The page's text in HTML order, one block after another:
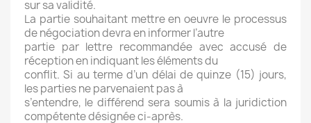
sur sa validité.
La partie souhaitant mettre en oeuvre le processus
de négociation devra en informer l’autre
partie par lettre recommandée avec accusé de
réception en indiquant les éléments du
conflit. Si au terme d’un délai de quinze (15) jours,
les parties ne parvenaient pas à
s’entendre, le différend sera soumis à la juridiction
compétente désignée ci-après.